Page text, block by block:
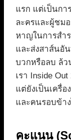
แรก แต่เป็นกา
ละครและผู้ชม
หาญในการสำ
และส่งสาส์นอั
บวกหรือลบ ล้ว
เรา Inside
แต่ยังเป็นเครื่อ
และคนรอบข้า
คะแนน